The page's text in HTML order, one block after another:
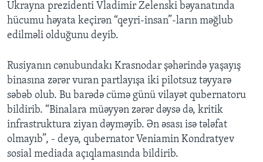
Ukrayna prezidenti Vladimir Zelenski bəyanatında
hücumu həyata keçirən “qeyri-insan”-ların məğlub
edilməli olduğunu deyib.
Rusiyanın cənubundakı Krasnodar şəhərində yaşayış
binasına zərər vuran partlayışa iki pilotsuz təyyarə
səbəb olub. Bu barədə cümə günü vilayət qubernatoru
bildirib. “Binalara müəyyən zərər dəysə də, kritik
infrastruktura ziyan dəyməyib. Ən əsası isə tələfat
olmayıb”, - deyə, qubernator Veniamin Kondratyev
sosial mediada açıqlamasında bildirib.